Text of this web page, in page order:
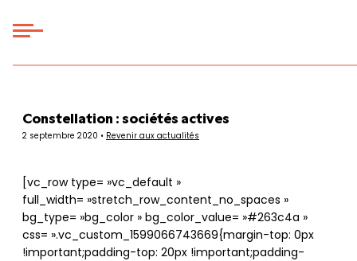
Constellation : sociétés actives
2 septembre 2020 • Revenir aux actualités
[vc_row type= »vc_default »
full_width= »stretch_row_content_no_spaces »
bg_type= »bg_color » bg_color_value= »#263c4a »
css= ».vc_custom_1599066743669{margin-top: 0px
!important;padding-top: 20px !important;padding-